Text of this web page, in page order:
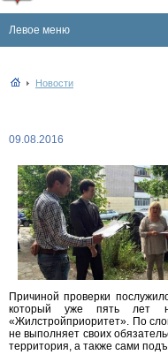
Левое меню
Новости
09.08.2016
Причиной проверки
который уже пять лет
«Жилстройприоритет». По
не выполняет своих
территория, а также сами